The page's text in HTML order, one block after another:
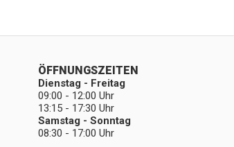
ÖFFNUNGSZEITEN
Dienstag - Freitag
09:00 - 12:00 Uhr
13:15 - 17:30 Uhr
Samstag - Sonntag
08:30 - 17:00 Uhr